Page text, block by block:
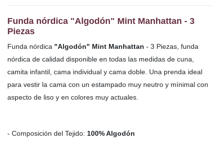
Funda nórdica "Algodón" Mint Manhattan - 3
Piezas
Funda nórdica "Algodón" Mint Manhattan - 3 Piezas, funda
nórdica de calidad disponible en todas las medidas de cuna,
camita infantil, cama individual y cama doble. Una prenda ideal
para vestir la cama con un estampado muy neutro y mínimal con
aspecto de liso y en colores muy actuales.
- Composición del Tejido: 100% Algodón